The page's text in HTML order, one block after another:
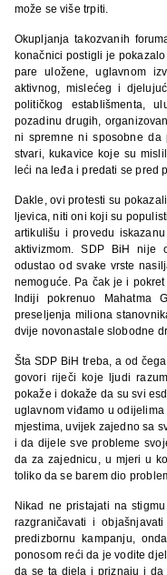
može se više trpiti.
Okupljanja takozvanih
konačnici postigli je
pare uložene, uglavnom
aktivnog, mislećeg i
političkog establišmenta,
pozadinu drugih,
ni spremne ni sposobne
stvari, kukavice koje su
leći na leđa i predati se pred
Dakle, ovi protesti su
ljevica, niti oni koji su
artikulišu i provedu
aktivizmom. SDP BiH nije
odustao od svake vrste
nemoguće. Pa čak je i
Indiji pokrenuo Mahatma
preseljenja miliona
dvije novonastale slobodne
Šta SDP BiH treba, a od
govori riječi koje ljudi
pokaže i dokaže da su svi
uglavnom viđamo u odijelima
mjestima, uvijek zajedno sa
i da dijele sve probleme
da za zajednicu, u mjeri u
toliko da se barem dio
Nikad ne pristajati na
razgraničavati i
predizbornu kampanju,
ponosom reći da je vodite
da se ta djela i priznaju i da